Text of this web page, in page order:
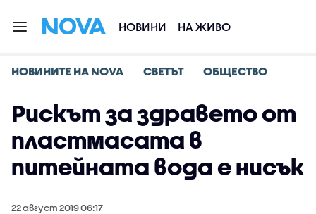
НОВИНИ НА ЖИВО
НОВИНИТЕ НА NOVA СВЕТЪТ ОБЩЕСТВО
Рискът за здравето от
пластмасата в
питейната вода е нисък
22 август 2019 06:17